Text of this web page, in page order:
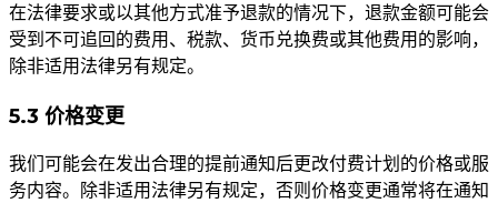
在法律要求或以其他方式准予退款的情况下，退款金额可能会
受到不可追回的费用、税款、货币兑换费或其他费用的影响，
除非适用法律另有规定。
5.3 价格变更
我们可能会在发出合理的提前通知后更改付费计划的价格或服
务内容。除非适用法律另有规定，否则价格变更通常将在通知